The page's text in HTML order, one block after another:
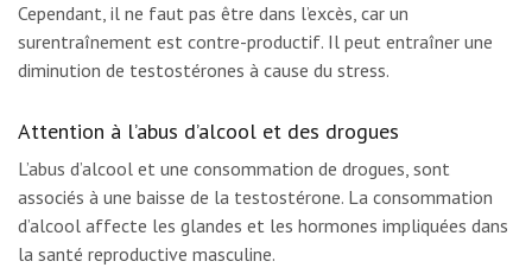
Cependant, il ne faut pas être dans l’excès, car un
surentraînement est contre-productif. Il peut entraîner une
diminution de testostérones à cause du stress.
Attention à l’abus d’alcool et des drogues
L’abus d’alcool et une consommation de drogues, sont
associés à une baisse de la testostérone. La consommation
d’alcool affecte les glandes et les hormones impliquées dans
la santé reproductive masculine.